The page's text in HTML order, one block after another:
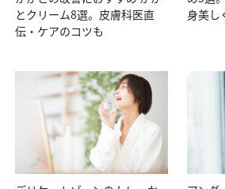
とクリーム8選。皮膚科医直
伝・ケアのコツも
身美し